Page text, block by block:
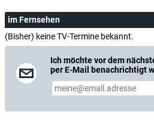
im Fernsehen
(Bisher) keine TV-Termine bekannt.
Ich möchte vor dem
per E-Mail benachrichtigt